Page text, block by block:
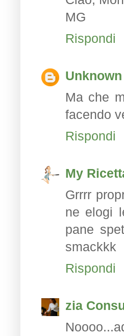
MG
Rispondi
Unknown
Ma che
facendo
Rispondi
My
Grrrr
ne elogi
pane
smackkk
Rispondi
zia